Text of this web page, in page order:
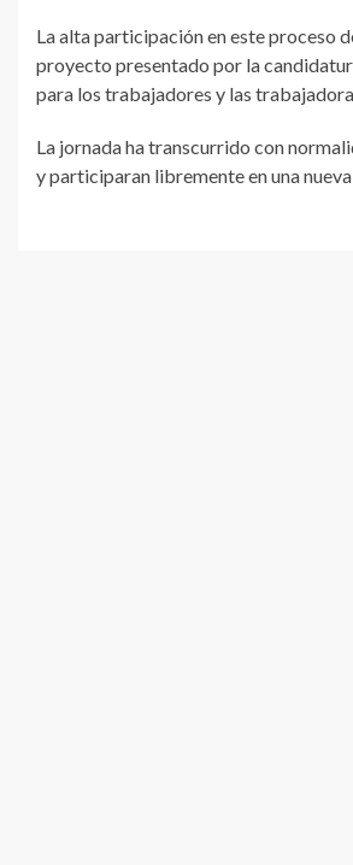
La alta participación en este proceso
proyecto presentado por la
para los trabajadores y las
La jornada ha transcurrido con
y participaran libremente en una